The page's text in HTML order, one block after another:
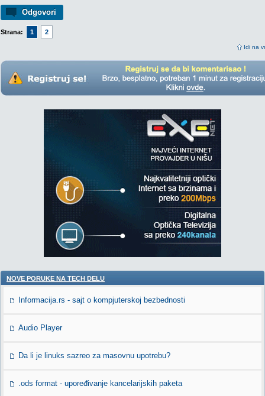
Odgovori
Strana: 1 2
Idi na
NOVE PORUKE NA TECH DELU
Informacija.rs - sajt o kompjuterskoj bezbednosti
Audio Player
Da li je linuks sazreo za masovnu upotrebu?
.ods format - upoređivanje kancelarijskih paketa